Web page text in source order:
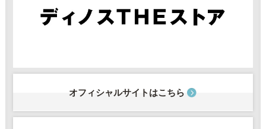
オフィシャルサイトはこちら